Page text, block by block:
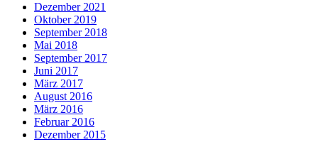
Dezember 2021
Oktober 2019
September 2018
Mai 2018
September 2017
Juni 2017
März 2017
August 2016
März 2016
Februar 2016
Dezember 2015